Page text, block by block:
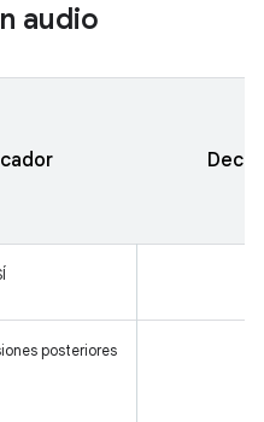
audio
posteriores